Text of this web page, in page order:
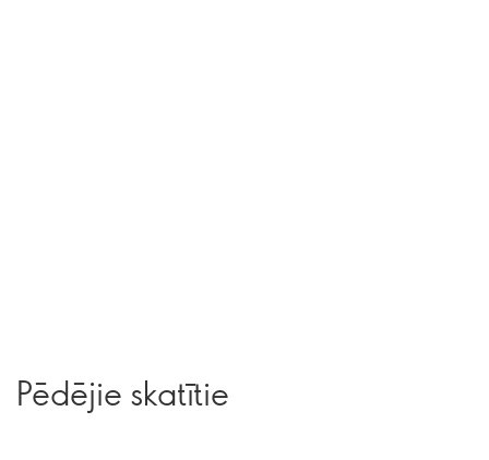
Pēdējie skatītie